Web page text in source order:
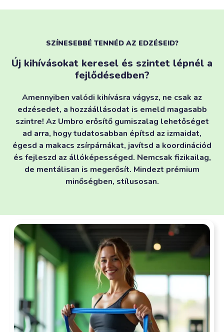
SZÍNESEBBÉ TENNÉD AZ EDZÉSEID?
Új kihívásokat keresel és szintet lépnél a
fejlődésedben?
Amennyiben valódi kihívásra vágysz, ne csak az
edzésedet, a hozzáállásodat is emeld magasabb
szintre! Az Umbro erősítő gumiszalag lehetőséget
ad arra, hogy tudatosabban építsd az izmaidat,
égesd a makacs zsírpárnákat, javítsd a koordinációd
és fejleszd az állóképességed. Nemcsak fizikailag,
de mentálisan is megerősít. Mindezt prémium
minőségben, stílusosan.